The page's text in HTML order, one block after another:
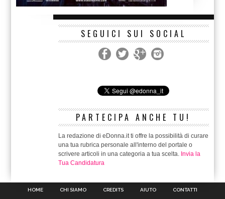
SEGUICI SUI SOCIAL
PARTECIPA ANCHE TU!
La redazione di eDonna.it ti offre la possibilità di curare
una tua rubrica personale all'interno del portale o
scrivere articoli in una categoria a tua scelta. Invia la
Tua Candidatura
HOME CHI SIAMO CREDITS AIUTO CONTATTI